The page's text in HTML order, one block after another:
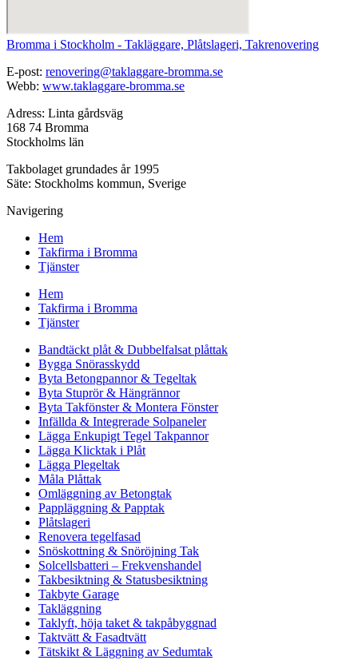
Bromma i Stockholm - Takläggare, Plåtslageri, Takrenovering
E-post: renovering@taklaggare-bromma.se
Webb: www.taklaggare-bromma.se
Adress: Linta gårdsväg
168 74 Bromma
Stockholms län
Takbolaget grundades år 1995
Säte: Stockholms kommun, Sverige
Navigering
Hem
Takfirma i Bromma
Tjänster
Hem
Takfirma i Bromma
Tjänster
Bandtäckt plåt & Dubbelfalsat plåttak
Bygga Snörasskydd
Byta Betongpannor & Tegeltak
Byta Stuprör & Hängrännor
Byta Takfönster & Montera Fönster
Infällda & Integrerade Solpaneler
Lägga Enkupigt Tegel Takpannor
Lägga Klicktak i Plåt
Lägga Plegeltak
Måla Plåttak
Omläggning av Betongtak
Pappläggning & Papptak
Plåtslageri
Renovera tegelfasad
Snöskottning & Snöröjning Tak
Solcellsbatteri – Frekvenshandel
Takbesiktning & Statusbesiktning
Takbyte Garage
Takläggning
Taklyft, höja taket & takpåbyggnad
Taktvätt & Fasadtvätt
Tätskikt & Läggning av Sedumtak